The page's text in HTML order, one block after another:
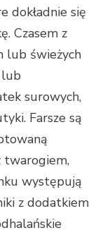
dokładnie się
Czasem z
lub świeżych
lub
surowych,
Farsze są
twarogiem,
występują
z dodatkiem